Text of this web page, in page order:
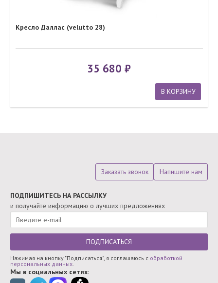
Кресло Даллас (velutto 28)
35 680
В КОРЗИНУ
Заказать звонок Напишите нам
ПОДПИШИТЕСЬ НА РАССЫЛКУ
и получайте информацию о лучших предложениях
ПОДПИСАТЬСЯ
Нажимая на кнопку "Подписаться", я соглашаюсь с обработкой
персональных данных.
Мы в социальных сетях: